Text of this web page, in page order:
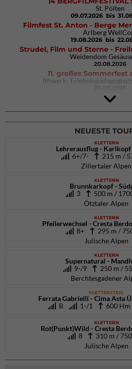
St. Pölten
09.07.2026 bis
Filmfest St. Anton - Berge
Arlberg
19.08.2026 bis
Strudel, Film und Sterne -
Weidendom
20.08.2026
11. großes
Ithwerk-
4Blocs KIDS
DAV Kletter- & Boulderzentrum
26.09.2026
NEUESTE
KLETTERN
Lehrerausflug -
6+/7-
215 m /
Zillertaler Alpen
KLETTERN
Brunnkarkopf -
3
500 m /
Ötztaler Alpen
KLETTERN
Pfeilerwechsel - Cresta
8+
295 m /
Julische Alpen
KLETTERN
Supernatural -
9-/9
250 m /
Berchtesgadener
KLETTERSTEIG
Ferrata Gabrielli - Cima Asta
B
1-/1 600
KLETTERN
Rot(Punkt)Wild - Cresta
8
310 m /
Julische Alpen